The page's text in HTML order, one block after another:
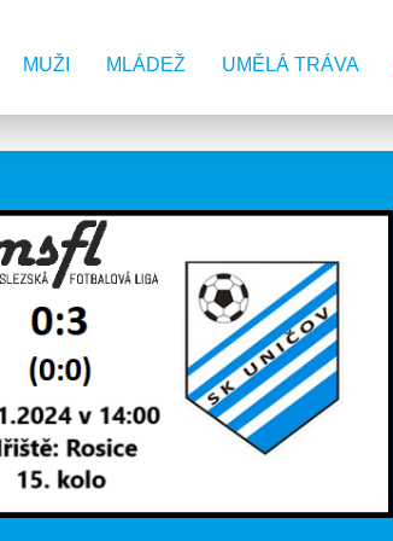
MUŽI MLÁDEŽ UMĚLÁ TRÁVA